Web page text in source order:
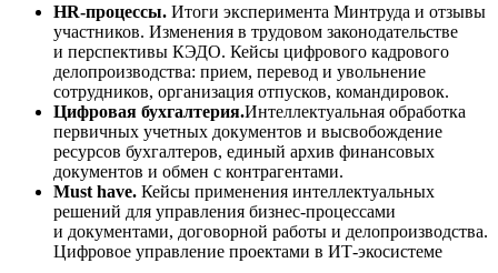
HR-процессы. Итоги эксперимента Минтруда и отзывы
участников. Изменения в трудовом законодательстве
и перспективы КЭДО. Кейсы цифрового кадрового
делопроизводства: прием, перевод и увольнение
сотрудников, организация отпусков, командировок.
Цифровая бухгалтерия.Интеллектуальная обработка
первичных учетных документов и высвобождение
ресурсов бухгалтеров, единый архив финансовых
документов и обмен с контрагентами.
Must have. Кейсы применения интеллектуальных
решений для управления бизнес-процессами
и документами, договорной работы и делопроизводства.
Цифровое управление проектами в ИТ-экосистеме